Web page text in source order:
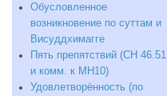
Обусловленное
возникновение по суттам и
Висуддхимагге
Пять препятствий (СН 46.51
и комм. к МН10)
Удовлетворённость (по